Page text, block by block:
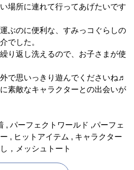
場所に連れて行ってあげたいです
ぶのに便利な、すみっコぐらしの
でした。
り返し洗えるので、お子さまが使
で思いっきり遊んでくださいね♬
素敵なキャラクターとの出会いが
, パーフェクトワールド ,パーフェ
, ヒットアイテム , キャラクター
，メッシュトート